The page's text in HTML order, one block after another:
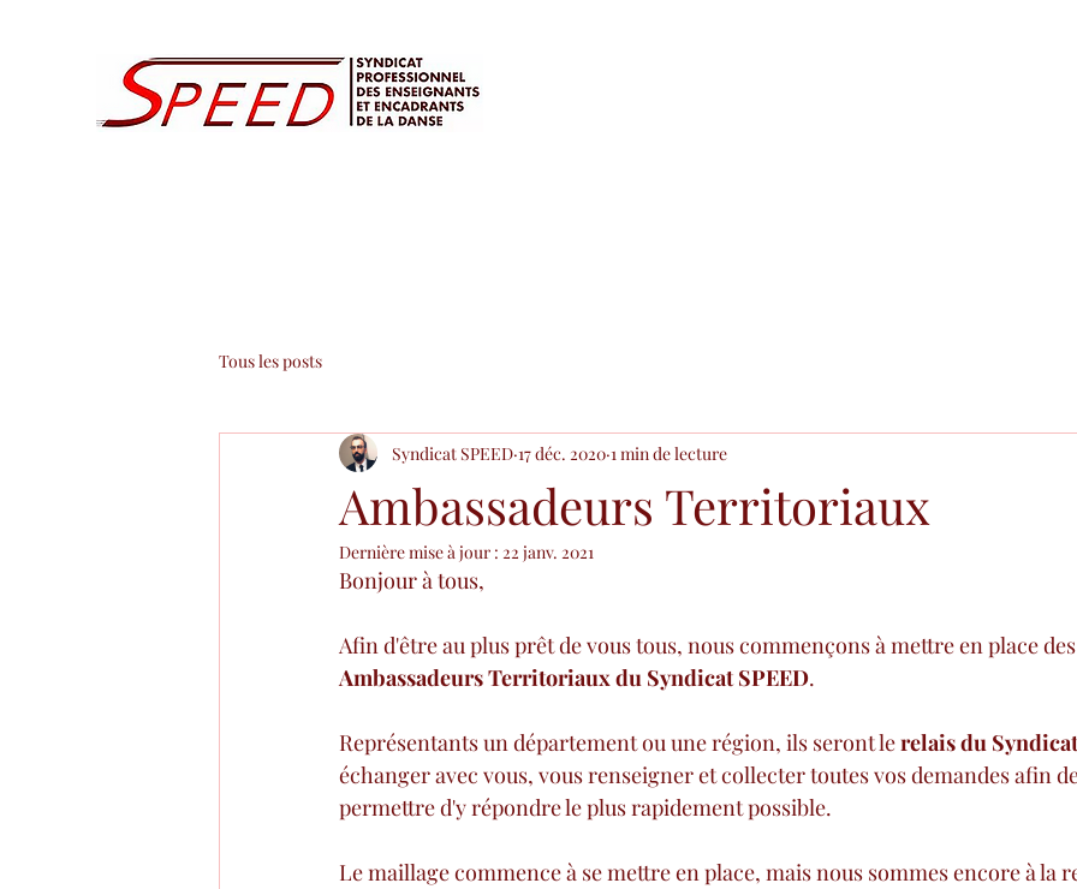
Tous les posts
Ambassadeurs Territoriaux
Syndicat SPEED 17 déc. 2020 1 min de lecture
Dernière mise à jour : 22 janv. 2021
Bonjour à tous,
Afin d'être au plus prêt de vous tous, nous commençons à mettre en place des
Ambassadeurs Territoriaux du Syndicat SPEED.
Représentants un département ou une région, ils seront le relais du Syndicat
échanger avec vous, vous renseigner et collecter toutes vos demandes afin
permettre d'y répondre le plus rapidement possible.
Le maillage commence à se mettre en place, mais nous sommes encore à la